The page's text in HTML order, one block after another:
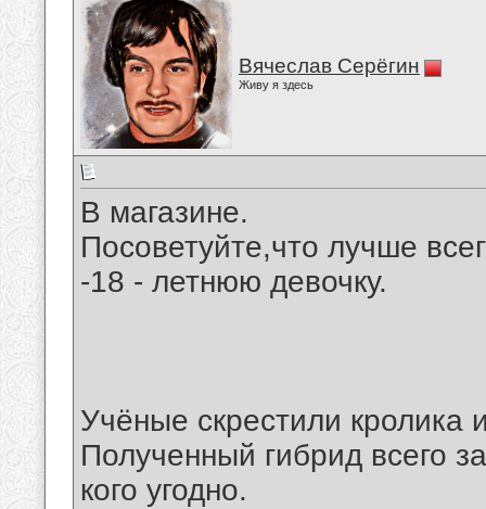
Вячеслав Серёгин
Живу я здесь
В магазине.
Посоветуйте,что лучше
-18 - летнюю девочку.
Учёные скрестили кролика
Полученный гибрид всего
кого угодно.